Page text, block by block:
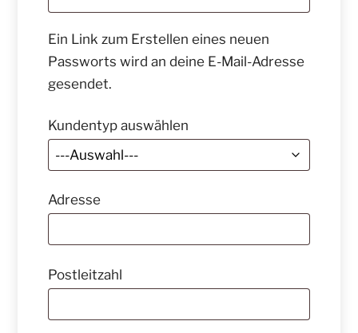
Ein Link zum Erstellen eines neuen
Passworts wird an deine E-Mail-Adresse
gesendet.
Kundentyp auswählen
Adresse
Postleitzahl